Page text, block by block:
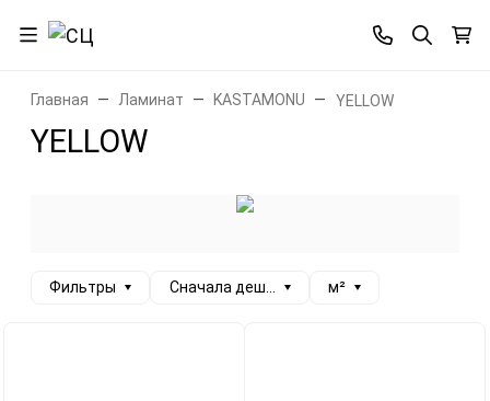
Главная Ламинат KASTAMONU YELLOW
YELLOW
Фильтры Сначала дешевые м²